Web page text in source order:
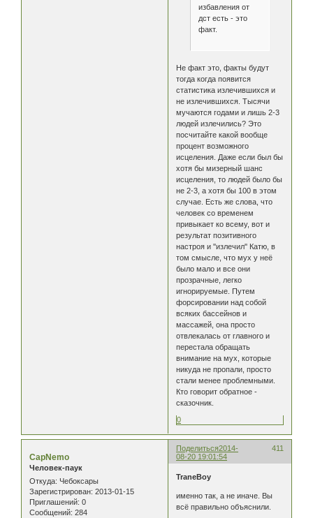
избавления от
дст есть - это
факт.
Не факт это, факты будут
тогда когда появится
статистика излечившихся и
не излечившихся. Тысячи
мучаются годами и лишь 2-3
людей излечились? Это
посчитайте какой вообще
процент возможного
исцеления. Даже если был бы
хотя бы мизерный шанс
исцеления, то людей было бы
не 2-3, а хотя бы 100 в этом
случае. Есть же слова, что
человек со временем
привыкает ко всему, вот и
результат позитивного
настроя и ''излечил'' Катю, в
том смысле, что мух у неё
было мало и все они
прозрачные, легко
игнорируемые. Путем
форсировании над собой
всяких бассейнов и
массажей, она просто
отвлекалась от главного и
перестала обращать
внимание на мух, которые
никуда не пропали, просто
стали менее проблемными.
Кто говорит обратное -
сказочник.
0
Поделиться 411
2014-
08-20 19:01:54
CapNemo
Человек-паук
Откуда: Чебоксары
Зарегистрирован: 2013-01-15
Приглашений: 0
Сообщений: 284
TraneBoy
именно так, а не иначе. Вы
всё правильно объяснили.